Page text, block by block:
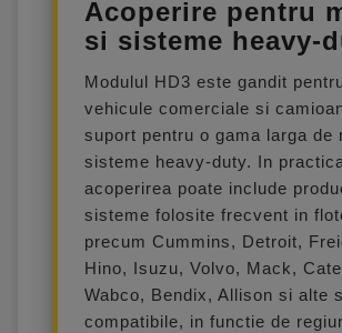
Acoperire pentru
si sisteme heavy-
Modulul HD3 este gandit
vehicule comerciale si
suport pentru o gama larga de
sisteme heavy-duty. In
acoperirea poate include
sisteme folosite frecvent in
precum Cummins, Detroit,
Hino, Isuzu, Volvo, Mack,
Wabco, Bendix, Allison si alte
compatibile, in functie de